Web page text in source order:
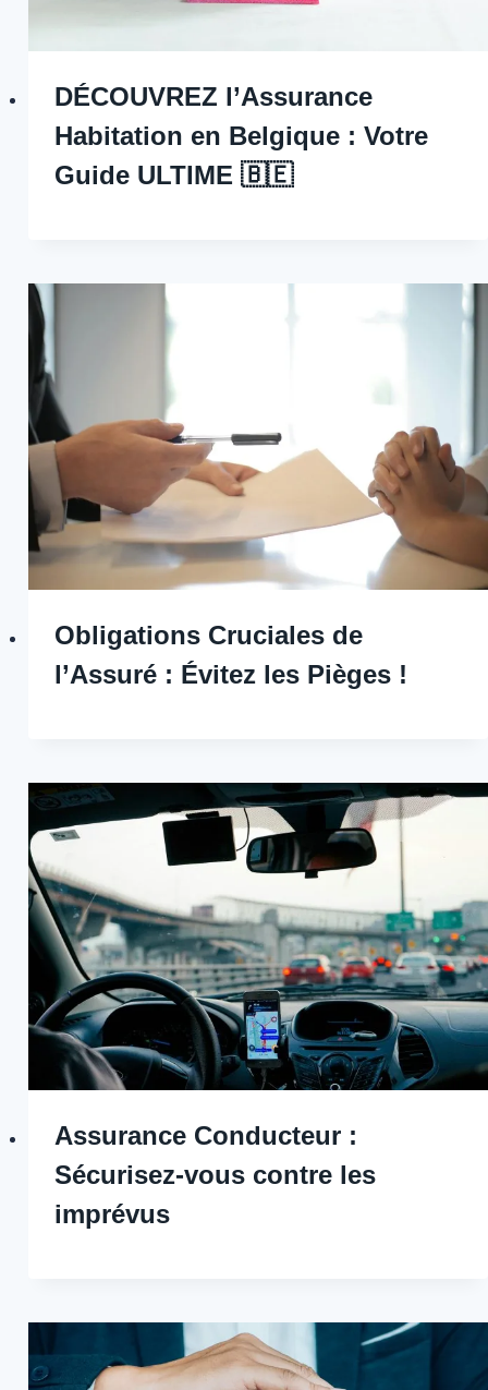
DÉCOUVREZ l’Assurance
Habitation en Belgique : Votre
Guide ULTIME 🇧🇪
Obligations Cruciales de
l’Assuré : Évitez les Pièges !
Assurance Conducteur :
Sécurisez-vous contre les
imprévus